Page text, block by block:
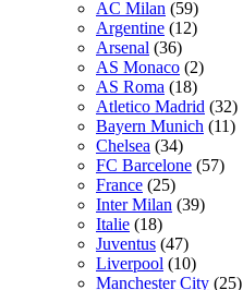
AC Milan (59)
Argentine (12)
Arsenal (36)
AS Monaco (2)
AS Roma (18)
Atletico Madrid (32)
Bayern Munich (11)
Chelsea (34)
FC Barcelone (57)
France (25)
Inter Milan (39)
Italie (18)
Juventus (47)
Liverpool (10)
Manchester City (25)